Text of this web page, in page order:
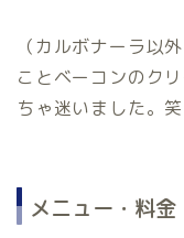
（カルボナーラ以
ことベーコンのク
ちゃ迷いました。笑
メニュー・料金